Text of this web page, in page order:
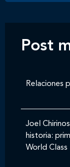
Post
Relaciones
Joel
historia:
World Class